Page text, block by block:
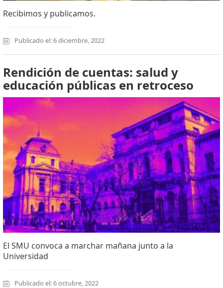
Recibimos y publicamos.
Publicado el: 6 diciembre, 2022
Rendición de cuentas: salud y
educación públicas en retroceso
El SMU convoca a marchar mañana junto a la
Universidad
Publicado el: 6 octubre, 2022